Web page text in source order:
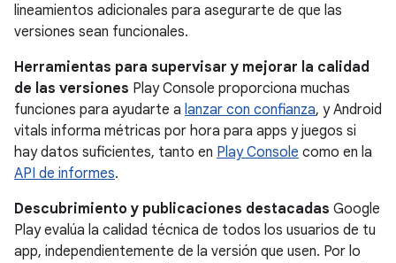
lineamientos adicionales para asegurarte de que las
versiones sean funcionales.
Herramientas para supervisar y mejorar la calidad
de las versiones Play Console proporciona muchas
funciones para ayudarte a lanzar con confianza, y Android
vitals informa métricas por hora para apps y juegos si
hay datos suficientes, tanto en Play Console como en la
API de informes.
Descubrimiento y publicaciones destacadas Google
Play evalúa la calidad técnica de todos los usuarios de tu
app, independientemente de la versión que usen. Por lo